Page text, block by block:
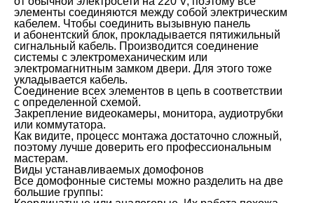
элементы соединяются между собой электрическим
кабелем. Чтобы соединить вызывную панель
и абонентский блок, прокладывается пятижильный
сигнальный кабель. Производится соединение
системы с электромеханическим или
электромагнитным замком двери. Для этого тоже
укладывается кабель.
Соединение всех элементов в цепь в соответствии
с определенной схемой.
Закрепление видеокамеры, монитора, аудиотрубки
или коммутатора.
Как видите, процесс монтажа достаточно сложный,
поэтому лучше доверить его профессиональным
мастерам.
Виды устанавливаемых домофонов
Все домофонные системы можно разделить на две
большие группы: